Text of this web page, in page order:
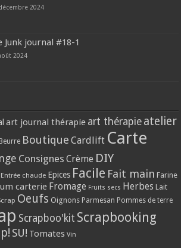
2024
Junk journal #18-1
2024
art journal thérapie art thérapie atelier
Beurre Boutique Cardlift Carte
Consignes Crème DIY
Entrée chaude Epices Facile Fait main Farine
carterie Fromage Fruits secs Herbes Lait
Oeufs Oignons Parmesan Pommes de terre
Scrapboo'kit Scrapbooking
SU! Tomates Vin